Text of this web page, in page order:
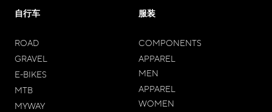
自行车
ROAD
GRAVEL
E-BIKES
MTB
MYWAY
服装
COMPONENTS
APPAREL
MEN
APPAREL
WOMEN